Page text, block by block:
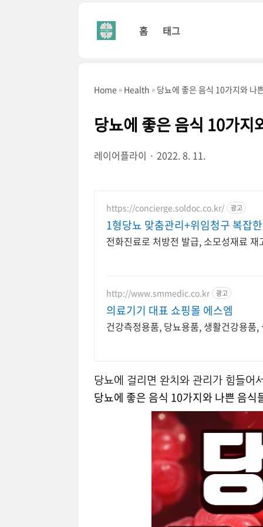
홈 태그
Home Health 당뇨에 좋은 음식 10가지와 나
당뇨에 좋은 음식 10가지
레이어플라이 2022. 8. 11.
https://concierge.soldoc.co.kr/ 광고
1형당뇨 맞춤관리+위임청구 복잡
전화진료로 처방전 발급, 소모성재료
http://www.smmedic.co.kr 광고
의료기기 대표 쇼핑몰 에스엠
건강측정용품, 당뇨용품, 생활건강용품
당뇨에 걸리면 완치와 관리가 힘들어
당뇨에 좋은 음식 10가지와 나쁜 음